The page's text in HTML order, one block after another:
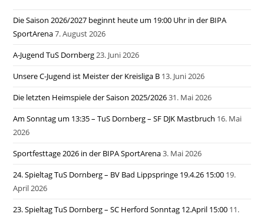
Die Saison 2026/2027 beginnt heute um 19:00 Uhr in der BIPA
SportArena7. August 2026
A-Jugend TuS Dornberg23. Juni 2026
Unsere C-Jugend ist Meister der Kreisliga B 13. Juni 2026
Die letzten Heimspiele der Saison 2025/202631. Mai 2026
Am Sonntag um 13:35 – TuS Dornberg – SF DJK Mastbruch 16. Mai
2026
Sportfesttage 2026 in der BIPA SportArena3. Mai 2026
24. Spieltag TuS Dornberg – BV Bad Lippspringe 19.4.26 15:00 19.
April 2026
23. Spieltag TuS Dornberg – SC Herford Sonntag 12.April 15:00 11.